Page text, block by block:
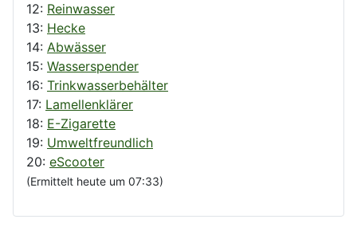
12: Reinwasser
13: Hecke
14: Abwässer
15: Wasserspender
16: Trinkwasserbehälter
17: Lamellenklärer
18: E-Zigarette
19: Umweltfreundlich
20: eScooter
(Ermittelt heute um 07:33)